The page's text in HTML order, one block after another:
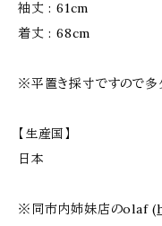
袖丈 : 61cm
着丈 : 68cm
※平置き採寸ですので多
【生産国】
日本
※同市内姉妹店のolaf (